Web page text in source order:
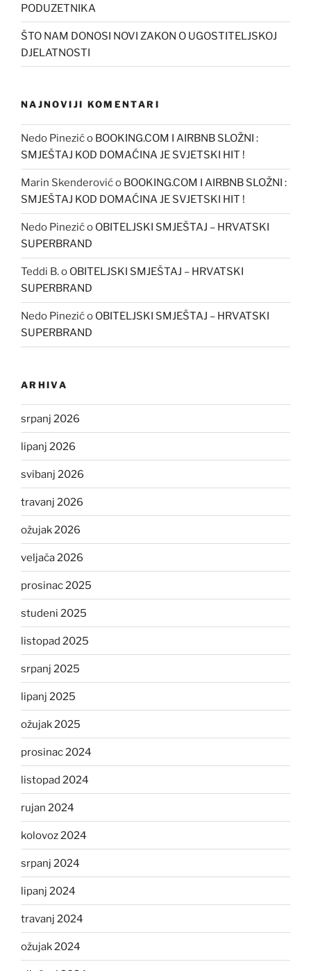
PODUZETNIKA
ŠTO NAM DONOSI NOVI ZAKON O UGOSTITELJSKOJ
DJELATNOSTI
NAJNOVIJI KOMENTARI
Nedo Pinezićo BOOKING.COM I AIRBNB SLOŽNI :
SMJEŠTAJ KOD DOMAĆINA JE SVJETSKI HIT !
Marin Skenderovićo BOOKING.COM I AIRBNB SLOŽNI :
SMJEŠTAJ KOD DOMAĆINA JE SVJETSKI HIT !
Nedo Pinezićo OBITELJSKI SMJEŠTAJ – HRVATSKI
SUPERBRAND
Teddi B.o OBITELJSKI SMJEŠTAJ – HRVATSKI
SUPERBRAND
Nedo Pinezićo OBITELJSKI SMJEŠTAJ – HRVATSKI
SUPERBRAND
ARHIVA
srpanj 2026
lipanj 2026
svibanj 2026
travanj 2026
ožujak 2026
veljača 2026
prosinac 2025
studeni 2025
listopad 2025
srpanj 2025
lipanj 2025
ožujak 2025
prosinac 2024
listopad 2024
rujan 2024
kolovoz 2024
srpanj 2024
lipanj 2024
travanj 2024
ožujak 2024